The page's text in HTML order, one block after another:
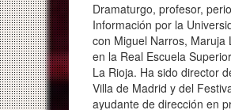
Dramaturgo, profesor,
Información por la
con Miguel Narros, Maruja
en la Real Escuela
La Rioja. Ha sido director
Villa de Madrid y del
ayudante de dirección en